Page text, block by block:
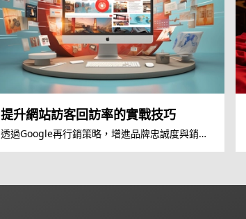
提升網站訪客回訪率的實戰技巧
透過Google再行銷策略，增進品牌忠誠度與銷售